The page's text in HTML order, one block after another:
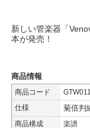
新しい管楽器「
本が発売！
商品情報
商品コード
仕様
菊倍判
商品構成
楽譜